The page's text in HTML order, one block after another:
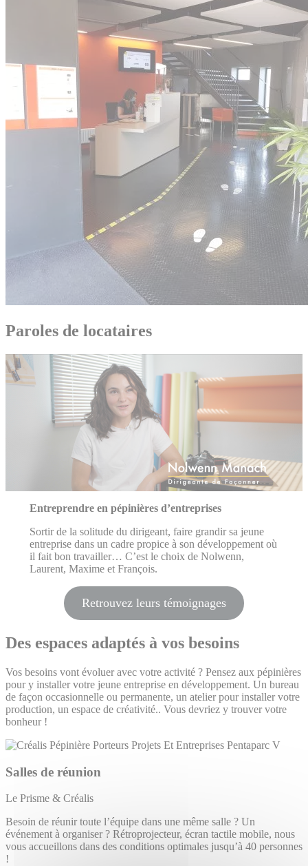
Paroles de locataires
Entreprendre en pépinières d’entreprises
Sortir de la solitude du dirigeant, faire grandir sa jeune
entreprise dans un cadre propice à son développement où
il fait bon travailler… C’est le choix de Nolwenn,
Laurent, Maxime et François.
Retrouvez leurs témoignages
Des espaces adaptés à vos besoins
Vos besoins vont évoluer avec votre activité ? Pensez aux pépinières
pour y installer votre jeune entreprise en développement. Un bureau
de façon occasionnelle ou permanente, un atelier pour installer votre
production, un espace de créativité.. Vous devriez y trouver votre
bonheur !
Salles de réunion
Le Prisme & Créalis
Besoin de réunir toute l’équipe dans une même salle ? Un
événement à organiser ? Rétroprojecteur, écran tactile mobile, nous
vous accueillons dans des conditions optimales jusqu’à 40 personnes
!